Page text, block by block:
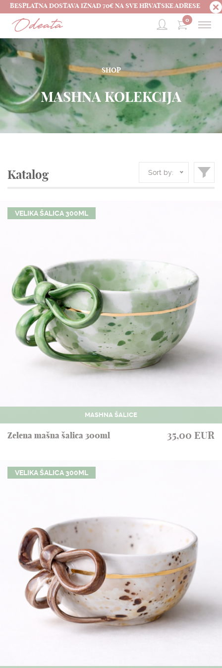
BESPLATNA DOSTAVA IZNAD 70€ NA SVE HRVATSKE ADRESE
0
SHOP
MASHNA KOLEKCIJA
Katalog Sort by:
VELIKA ŠALICA 300ML
MASHNA ŠALICE
Zelena mašna šalica 300ml 35,00 EUR
VELIKA ŠALICA 300ML